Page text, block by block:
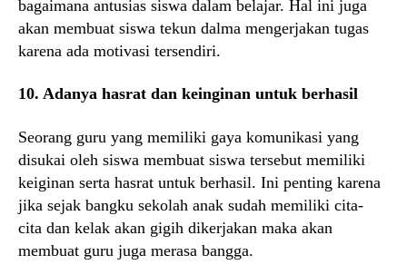
bagaimana antusias siswa dalam belajar. Hal ini juga
akan membuat siswa tekun dalma mengerjakan tugas
karena ada motivasi tersendiri.
10. Adanya hasrat dan keinginan untuk berhasil
Seorang guru yang memiliki gaya komunikasi yang
disukai oleh siswa membuat siswa tersebut memiliki
keiginan serta hasrat untuk berhasil. Ini penting karena
jika sejak bangku sekolah anak sudah memiliki cita-
cita dan kelak akan gigih dikerjakan maka akan
membuat guru juga merasa bangga.